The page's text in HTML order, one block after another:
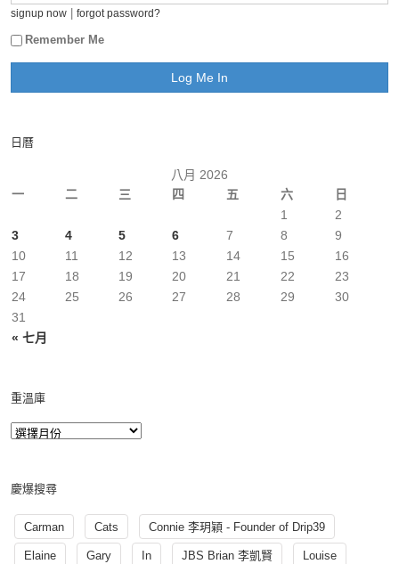
signup now forgot password?
Remember Me
日曆
八月 2026
一
二 三 四 五 六 日
« 七月
1
2
3
4 5 6 7 8
9
10
11 12 13 14 15
16
17
18 19 20 21 22
23
24
25 26 27 28 29
30
31
重溫庫
慶爆搜尋
Carman Cats Connie 李玥穎 - Founder of Drip39
Elaine Gary In JBS Brian 李凱賢 Louise